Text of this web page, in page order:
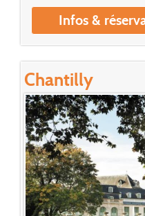
Infos &
Chantilly